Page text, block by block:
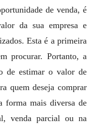
de venda, é
da sua empresa e
Esta é a primeira
procurar. Portanto, a
de estimar o valor de
quem deseja comprar
forma mais diversa de
venda parcial ou na